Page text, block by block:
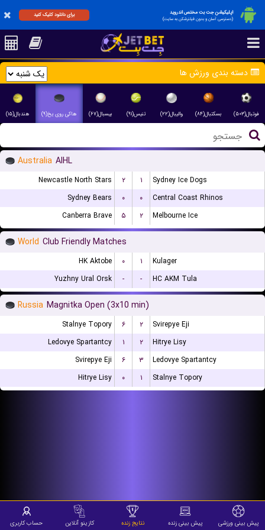
اپلیکیشن جت بت مختص اندروید
(دسترسی آسان و بدون فیلترشکن به سایت)
برای دانلود کلیک کنید
دسته بندی ورزش ها
فوتبال(۵۰۳) بسکتبال(۸۴) والیبال(۲۲) تنیس(۹۱) بیسبال(۶۷) هاکی روی یخ(۹) هندبال(۱۵)
Australia AIHL
Newcastle North Stars ۲ ۱
Sydney Ice Dogs
Sydney Bears
۰ ۰
Central Coast Rhinos
Canberra Brave
۵ ۲ Melbourne Ice
World Club Friendly Matches
HK Aktobe ۰ ۱
Kulager
Yuzhny Ural Orsk
- - HC AKM Tula
Russia Magnitka Open (3x10 min)
Stalnye Topory ۶ ۲
Svirepye Eji
Ledovye Spartantcy
۱ ۲
Hitrye Lisy
Svirepye Eji
۶ ۳
Ledovye Spartantcy
Hitrye Lisy
۰ ۱ Stalnye Topory
پیش بینی ورزشی پیش بینی زنده نتایج زنده کازینو آنلاین حساب کاربری